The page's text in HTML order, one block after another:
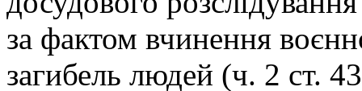
за фактом вчинення
загибель людей (ч. 2 ст.